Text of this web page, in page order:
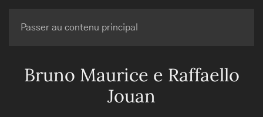
Passer au contenu principal
BRUNO MAURICE
Bruno Maurice e Raffaello
Jouan